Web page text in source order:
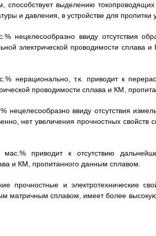
способствует выделению
и давления, в устройстве для пропитки
нецелесообразно ввиду отсутствия
электрической проводимости сплава
нерационально, т.к. приводит к
проводимости сплава и КМ,
ввиду отсутствия
нет увеличения прочностных свойств
приводит к отсутствию
и КМ, пропитанного данным сплавом.
прочностные и электротехнические
матричным сплавом, имеет более